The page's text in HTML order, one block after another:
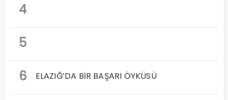
4
5
6
ELAZIĞ’DA BİR BAŞARI ÖYKÜSÜ